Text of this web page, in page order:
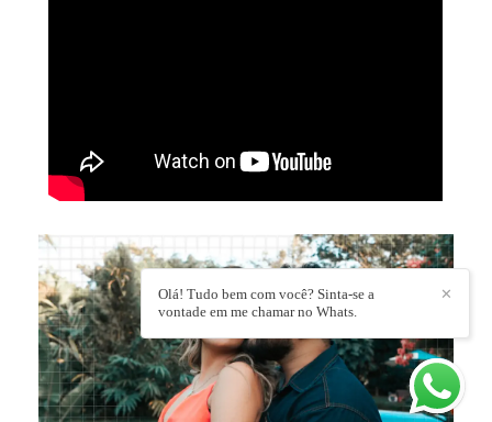
✕
Olá! Tudo bem com você? Sinta-se a
vontade em me chamar no Whats.